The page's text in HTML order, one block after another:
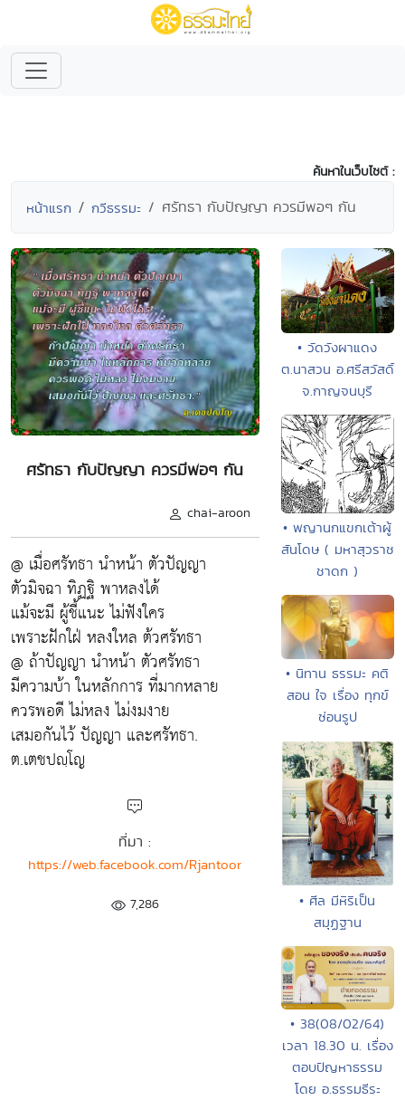
ค้นหาในเว็บไซต์ :
หน้าแรก กวีธรรมะ ศรัทธา กับปัญญา ควรมีพอๆ กัน
ศรัทธา กับปัญญา ควรมีพอๆ กัน
chai-aroon
@ เมื่อศรัทธา นำหน้า ตัวปัญญา
ตัวมิจฉา ทิฏฐิ พาหลงได้
แม้จะมี ผู้ชี้แนะ ไม่ฟังใคร
เพราะฝักใฝ่ หลงใหล ต้วศรัทธา
@ ถ้าปัญญา นำหน้า ตัวศรัทธา
มีความบ้า ในหลักการ ที่มากหลาย
ควรพอดี ไม่หลง ไม่งมงาย
เสมอกันไว้ ปัญญา และศรัทธา.
ต.เตชปญฺโญ
ที่มา :
https://web.facebook.com/Rjantoor
7,286
• วัดวังผาแดง
ต.นาสวน อ.ศรีสวัสดิ์
จ.กาญจนบุรี
• พญานกแขกเต้าผู้
สันโดษ ( มหาสุวราช
ชาดก )
• นิทาน ธรรมะ คติ
สอน ใจ เรื่อง ทุกข์
ซ่อนรูป
• ศีล มีหิริเป็น
สมุฏฐาน
• 38(08/02/64)
เวลา 18.30 น. เรื่อง
ตอบปัญหาธรรม
โดย อ.ธรรมธีระ